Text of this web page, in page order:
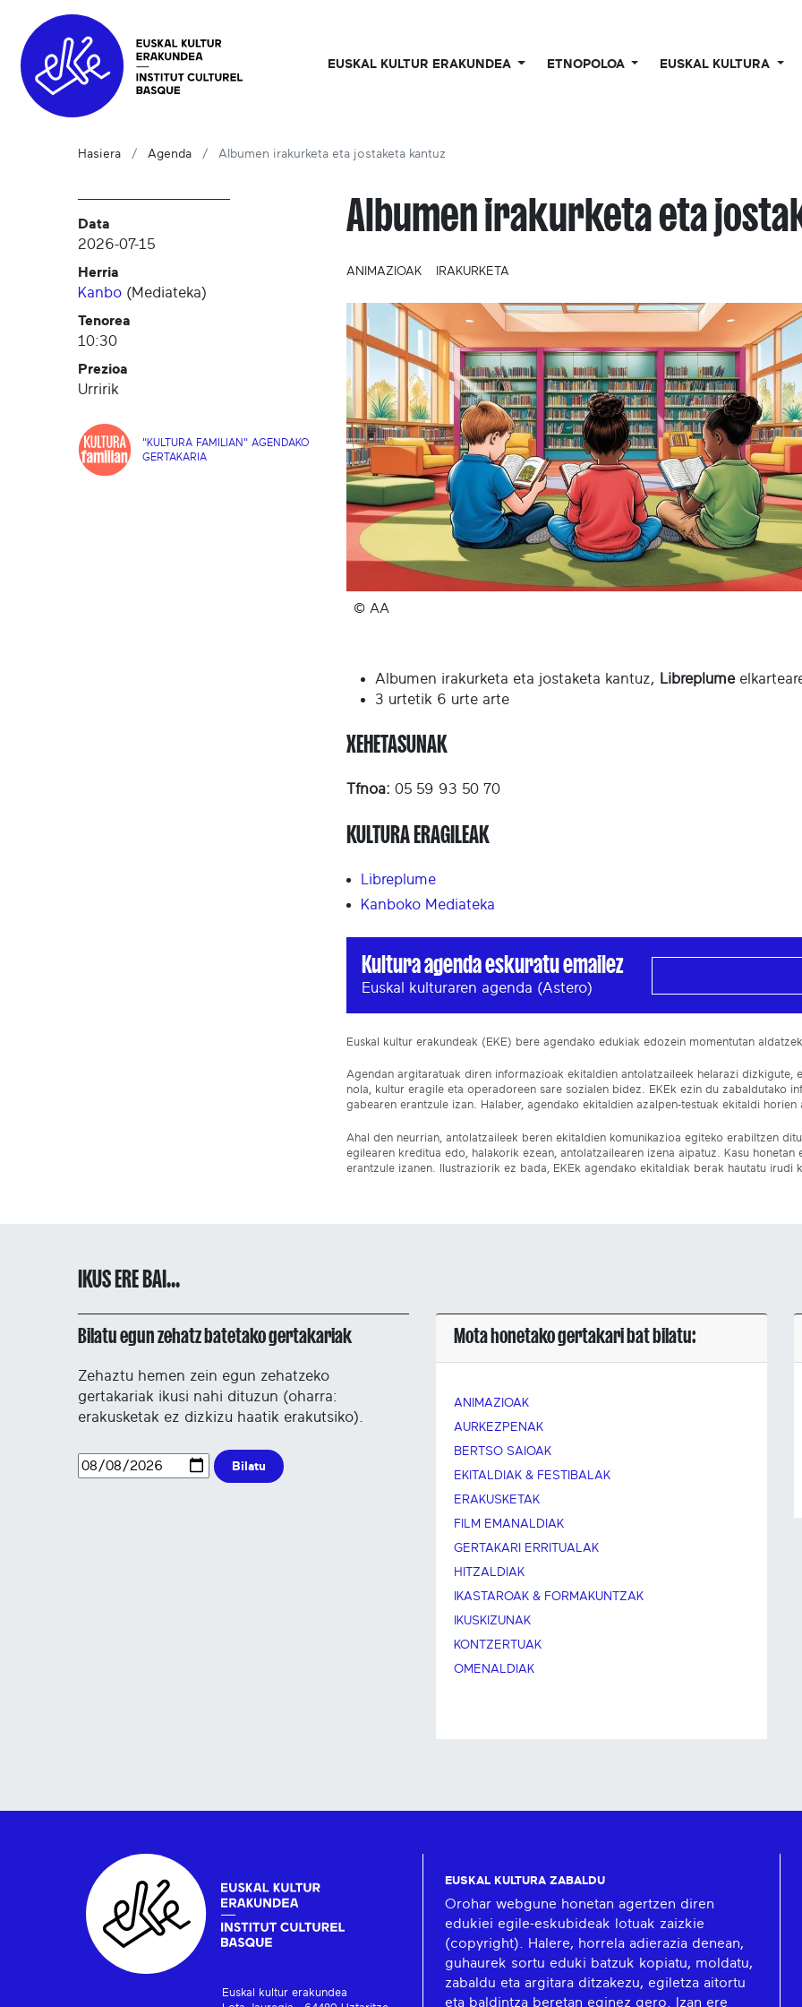
EUSKAL KULTUR ERAKUNDEA ETNOPOLOA EUSKAL KULTURA
Hasiera Agenda Albumen irakurketa eta jostaketa kantuz
Data
2026-07-15
Herria
Kanbo (Mediateka)
Tenorea
10:30
Prezioa
Urririk
"KULTURA FAMILIAN" AGENDAKO
GERTAKARIA
Albumen irakurketa eta
ANIMAZIOAK IRAKURKETA
© AA
Albumen irakurketa eta jostaketa kantuz, Libreplume
3 urtetik 6 urte arte
XEHETASUNAK
Tfnoa: 05 59 93 50 70
KULTURA ERAGILEAK
Libreplume
Kanboko Mediateka
Kultura agenda eskuratu emailez
Euskal kulturaren agenda (Astero)
Euskal kultur erakundeak (EKE) bere agendako edukiak edozein momentutan
Agendan argitaratuak diren informazioak ekitaldien antolatzaileek helarazi dizkigute,
nola, kultur eragile eta operadoreen sare sozialen bidez. EKEk ezin du zabaldutako
gabearen erantzule izan. Halaber, agendako ekitaldien azalpen-testuak ekitaldi
Ahal den neurrian, antolatzaileek beren ekitaldien komunikazioa egiteko erabiltzen
egilearen kreditua edo, halakorik ezean, antolatzailearen izena aipatuz. Kasu
erantzule izanen. Ilustraziorik ez bada, EKEk agendako ekitaldiak berak hautatu irudi
IKUS ERE BAI...
Bilatu egun zehatz batetako gertakariak
Zehaztu hemen zein egun zehatzeko
gertakariak ikusi nahi dituzun (oharra:
erakusketak ez dizkizu haatik erakutsiko).
Bilatu
Mota honetako gertakari bat bilatu:
ANIMAZIOAK
AURKEZPENAK
BERTSO SAIOAK
EKITALDIAK & FESTIBALAK
ERAKUSKETAK
FILM EMANALDIAK
GERTAKARI ERRITUALAK
HITZALDIAK
IKASTAROAK & FORMAKUNTZAK
IKUSKIZUNAK
KONTZERTUAK
OMENALDIAK
Euskal kultur erakundea
EUSKAL KULTURA ZABALDU
Orohar webgune honetan agertzen diren
edukiei egile-eskubideak lotuak zaizkie
(copyright). Halere, horrela adierazia denean,
guhaurek sortu eduki batzuk kopiatu, moldatu,
zabaldu eta argitara ditzakezu, egiletza aitortu
eta baldintza beretan eginez gero. Izan ere